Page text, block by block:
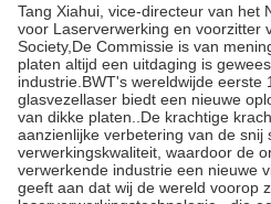
Tang Xiahui, vice-directeur van het
voor Laserverwerking en voorzitter
Society,De Commissie is van
platen altijd een uitdaging is
industrie.BWT's wereldwijde eerste
glasvezellaser biedt een nieuwe
van dikke platen..De krachtige
aanzienlijke verbetering van de snij
verwerkingskwaliteit, waardoor de
verwerkende industrie een nieuwe
geeft aan dat wij de wereld voorop